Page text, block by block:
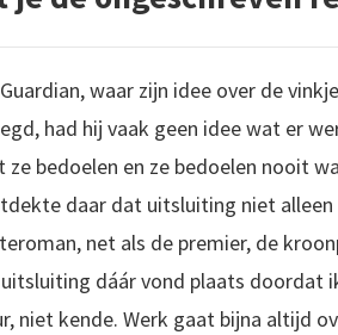
waar zijn idee over de
had hij vaak geen idee wat er
bedoelen en ze bedoelen nooit
daar dat uitsluiting niet
net als de premier, de
dáár vond plaats doordat
niet kende. Werk gaat bijna altijd